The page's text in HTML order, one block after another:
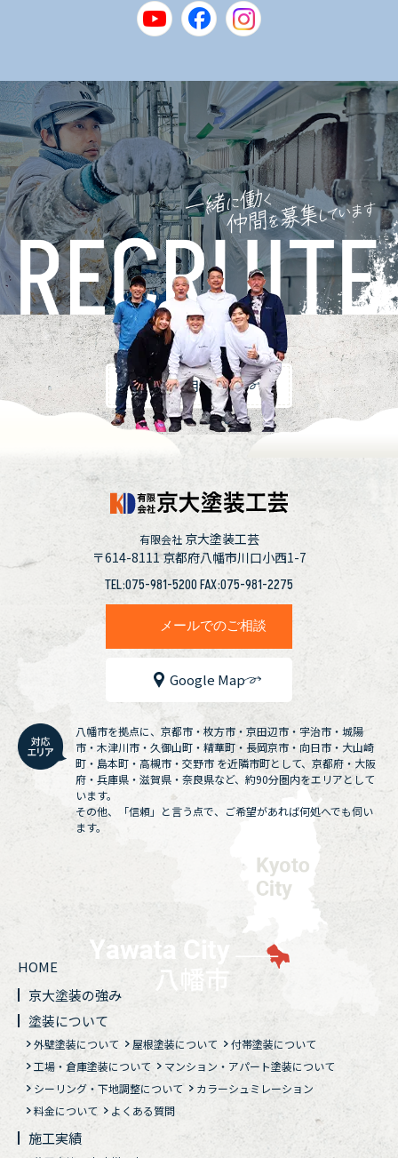
採用情報
有限会社 京大塗装工芸
〒614-8111京都府八幡市川口小西1-7
TEL:075-981-5200 FAX:075-981-2275
メールでのご相談
Google Map
八幡市を拠点に、京都市・枚方市・京田辺市・宇治市・城陽
市・木津川市・久御山町・精華町・長岡京市・向日市・大山崎
町・島本町・高槻市・交野市 を近隣市町として、京都府・大阪
府・兵庫県・滋賀県・奈良県など、約90分圏内をエリアとして
います。
その他、「信頼」と言う点で、ご希望があれば何処へでも伺い
ます。
HOME
京大塗装の強み
塗装について
外壁塗装について 屋根塗装について
付帯塗装について
工場・倉庫塗装について
マンション・アパート塗装について
シーリング・下地調整について
カラーシュミレーション
料金について
よくある質問
施工実績